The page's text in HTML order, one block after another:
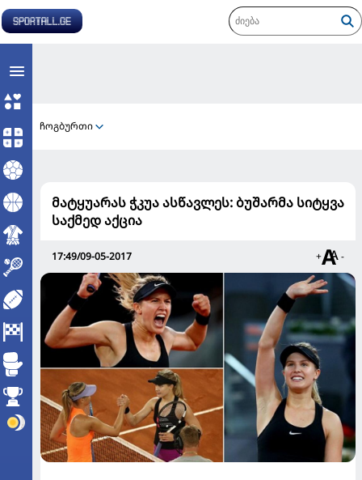
ჩოგბურთი
მატყუარას ჭკუა ასწავლეს: ბუშარმა სიტყვა
საქმედ აქცია
17:49/09-05-2017 + -